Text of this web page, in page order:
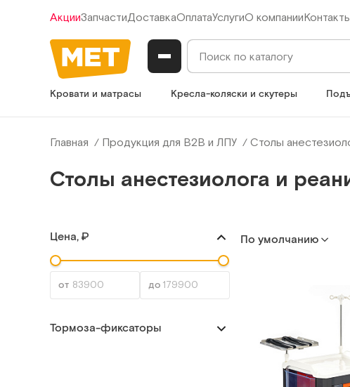
АкцииЗапчастиДоставкаОплатаУслугиО компании
Кровати и матрасы Кресла-коляски и скутеры
Главная Продукция для B2B и ЛПУ Столы
Столы анестезиолога и
Цена, ₽
Тормоза-фиксаторы
По умолчанию